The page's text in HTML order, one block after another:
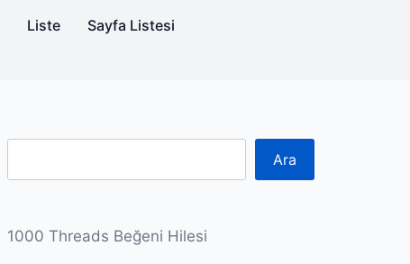
Liste
Sayfa Listesi
Ara
1000 Threads Beğeni Hilesi